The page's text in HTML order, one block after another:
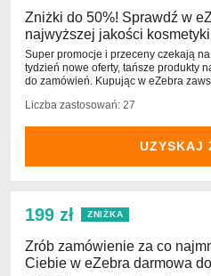
Zniżki do 50%! Sprawdź w
najwyższej jakości
Super promocje i przeceny czekają
tydzień nowe oferty, tańsze produkty
do zamówień. Kupując w eZebra
Liczba zastosowań: 27
UZYSKAJ
199 zł ZNIŻKA
Zrób zamówienie za co
Ciebie w eZebra darmowa